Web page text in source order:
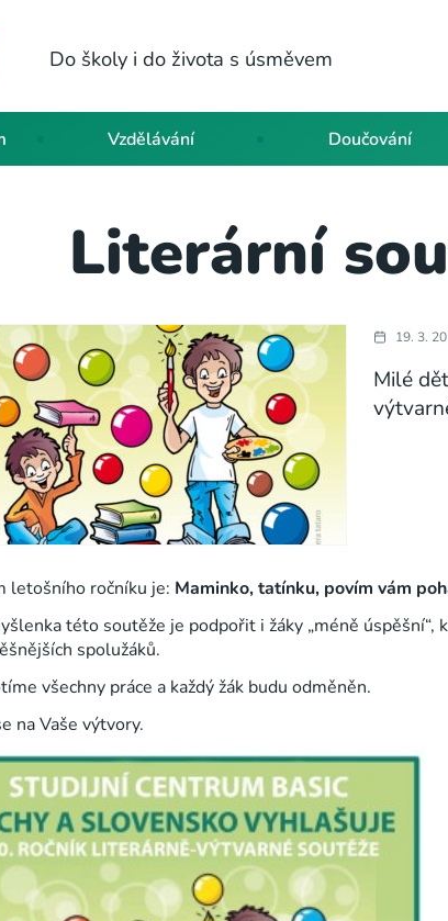
Do školy i do života s úsměvem
Vzdělávání Doučování
Literární
19. 3.
Milé
letošního ročníku je: Maminko, tatínku, povím vám
této soutěže je podpořit i žáky „méně
spolužáků.
všechny práce a každý žák budu odměněn.
na Vaše výtvory.